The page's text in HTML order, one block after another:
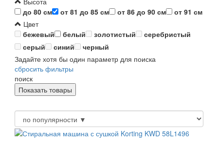
до 80 см
от 81 до 85 см от 86 до 90 см
от 91 см
Цвет
бежевый
белый золотистый
серебристый
серый
синий
черный
Задайте хотя бы один параметр для поиска
сбросить фильтры
поиск